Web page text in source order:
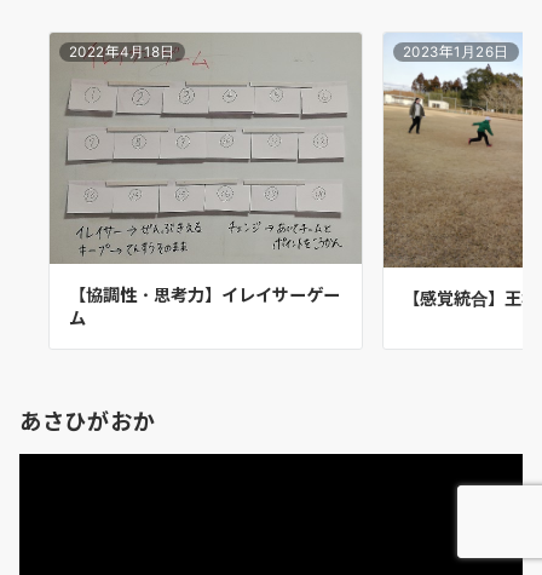
2022年4月18日
【協調性・思考力】イレイサーゲー
ム
2023年1月26日
【感覚統合】王
あさひがおか